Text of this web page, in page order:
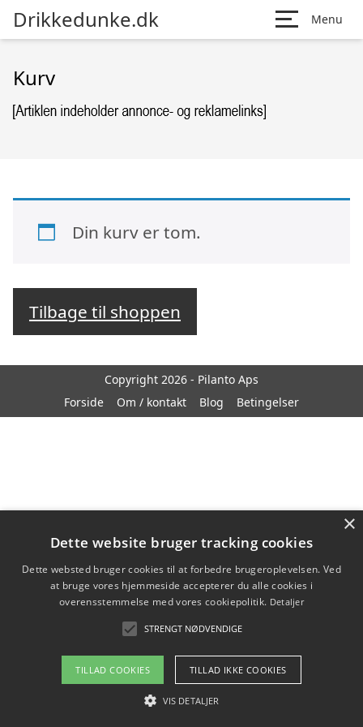
Drikkedunke.dk Menu
Kurv
Din kurv er tom.
Tilbage til shoppen
Copyright 2026 - Pilanto Aps
Forside
Om / kontakt Blog Betingelser
×
Dette website bruger tracking cookies
Dette websted bruger cookies til at forbedre brugeroplevelsen. Ved
at bruge vores hjemmeside accepterer du alle cookies i
overensstemmelse med vores cookiepolitik. Detaljer
STRENGT NØDVENDIGE
TILLAD COOKIES TILLAD IKKE COOKIES
VIS DETALJER